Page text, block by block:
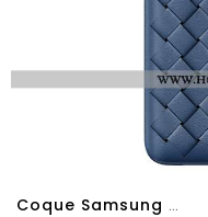
Coque Samsung Galaxy S8 Silicone Protection Tendance Étui Refroidissement Bleu Marin Tissage Bleu Fo